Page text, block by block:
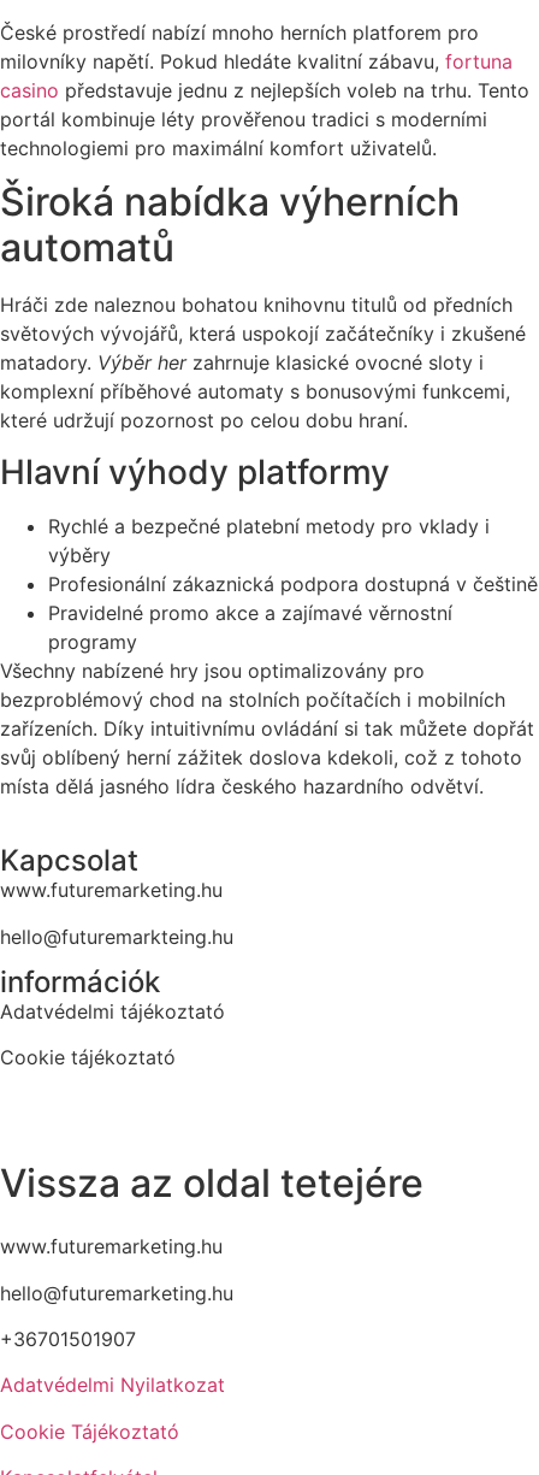
České prostředí nabízí mnoho herních platforem pro
milovníky napětí. Pokud hledáte kvalitní zábavu, fortuna
casino představuje jednu z nejlepších voleb na trhu. Tento
portál kombinuje léty prověřenou tradici s moderními
technologiemi pro maximální komfort uživatelů.
Široká nabídka výherních
automatů
Hráči zde naleznou bohatou knihovnu titulů od předních
světových vývojářů, která uspokojí začátečníky i zkušené
matadory. Výběr herzahrnuje klasické ovocné sloty i
komplexní příběhové automaty s bonusovými funkcemi,
které udržují pozornost po celou dobu hraní.
Hlavní výhody platformy
Rychlé a bezpečné platební metody pro vklady i
výběry
Profesionální zákaznická podpora dostupná v češtině
Pravidelné promo akce a zajímavé věrnostní
programy
Všechny nabízené hry jsou optimalizovány pro
bezproblémový chod na stolních počítačích i mobilních
zařízeních. Díky intuitivnímu ovládání si tak můžete dopřát
svůj oblíbený herní zážitek doslova kdekoli, což z tohoto
místa dělá jasného lídra českého hazardního odvětví.
Kapcsolat
www.futuremarketing.hu
hello@futuremarkteing.hu
információk
Adatvédelmi tájékoztató
Cookie tájékoztató
Vissza az oldal tetejére
www.futuremarketing.hu
hello@futuremarketing.hu
+36701501907
Adatvédelmi Nyilatkozat
Cookie Tájékoztató